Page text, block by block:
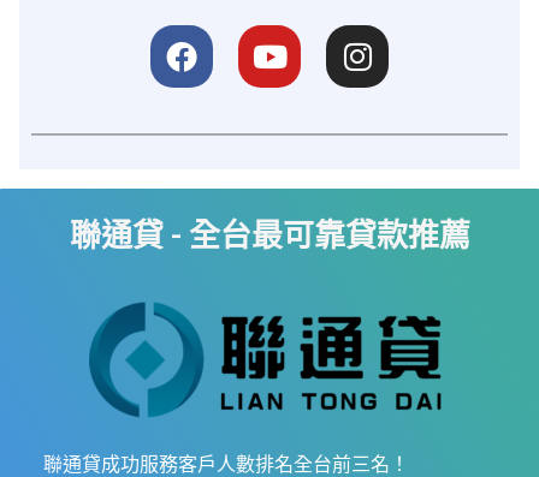
聯通貸 - 全台最可靠貸款推薦
聯通貸成功服務客戶人數排名全台前三名！